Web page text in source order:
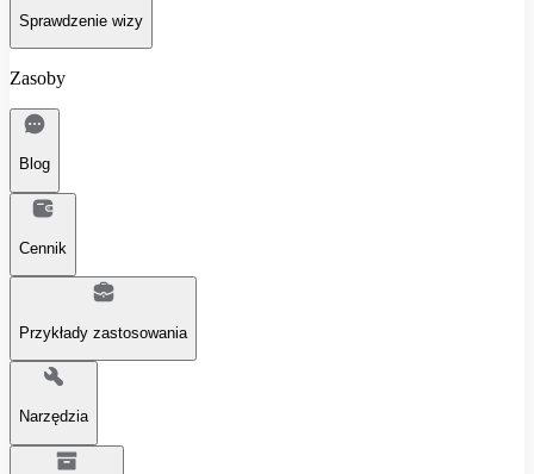
Sprawdzenie wizy
Zasoby
Blog
Cennik
Przykłady zastosowania
Narzędzia